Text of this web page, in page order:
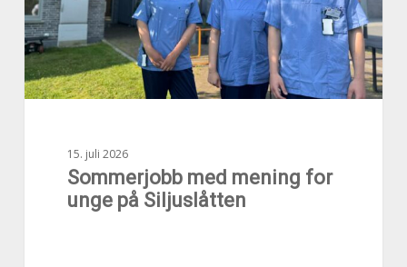
Siljuslåtten
15. juli 2026
Sommerjobb med mening for
unge på Siljuslåtten